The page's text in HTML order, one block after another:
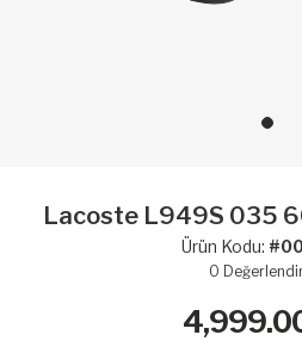
Lacoste L949S 035
Ürün Kodu:
0